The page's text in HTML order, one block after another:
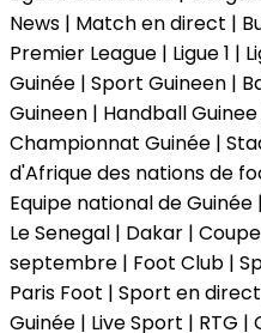
News | Match en direct |
Premier League | Ligue 1 |
Guinée | Sport Guineen |
Guineen | Handball
Championnat Guinée |
d'Afrique des nations de
Equipe national de Guinée
Le Senegal | Dakar |
septembre | Foot Club |
Paris Foot | Sport en
Guinée | Live Sport | RTG